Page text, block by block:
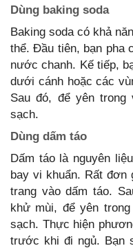
Dùng baking soda
Baking soda có khả
thể. Đầu tiên, bạn pha
nước chanh. Kế tiếp,
dưới cánh hoặc các
Sau đó, để yên
sạch.
Dùng dấm táo
Dấm táo là nguyên
bay vi khuẩn. Rất đơn
trang vào dấm táo.
khử mùi, để yên
sạch. Thực hiện
trước khi đi ngủ. Bạn